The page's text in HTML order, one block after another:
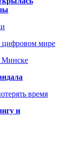
цифровом мире
Минске
время
и